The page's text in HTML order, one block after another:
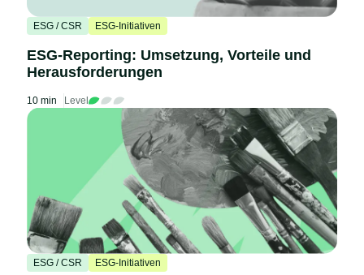
ESG / CSR ESG-Initiativen
ESG-Reporting: Umsetzung, Vorteile und
Herausforderungen
10 min Level
ESG / CSR ESG-Initiativen